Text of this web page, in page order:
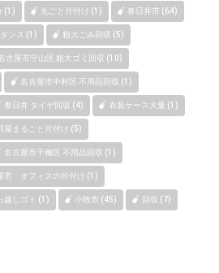
(1) 丸ごと片付け (1) 春日井市 (64)
タンス (1) 粗大ごみ回収 (5)
古屋市守山区 粗大ゴミ回収 (10)
名古屋市中村区 不用品回収 (1)
春日井 タイヤ回収 (4) 衣装ケース大量 (1)
屋まるごと片付け (5)
名古屋市千種区 不用品回収 (1)
市 オフィスの片付け (1)
越しゴミ (1) 小牧市 (45) 回収 (7)